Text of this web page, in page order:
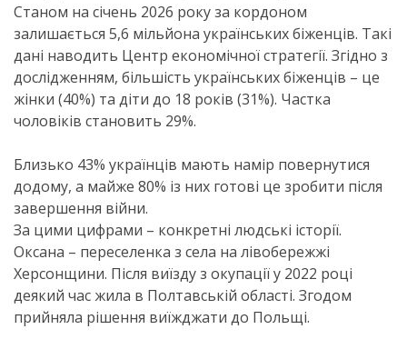
Станом на січень 2026 року за кордоном
залишається 5,6 мільйона українських біженців. Такі
дані наводить Центр економічної стратегії. Згідно з
дослідженням, більшість українських біженців – це
жінки (40%) та діти до 18 років (31%). Частка
чоловіків становить 29%.
Близько 43% українців мають намір повернутися
додому, а майже 80% із них готові це зробити після
завершення війни.
За цими цифрами – конкретні людські історії.
Оксана – переселенка з села на лівобережжі
Херсонщини. Після виїзду з окупації у 2022 році
деякий час жила в Полтавській області. Згодом
прийняла рішення виїжджати до Польщі.